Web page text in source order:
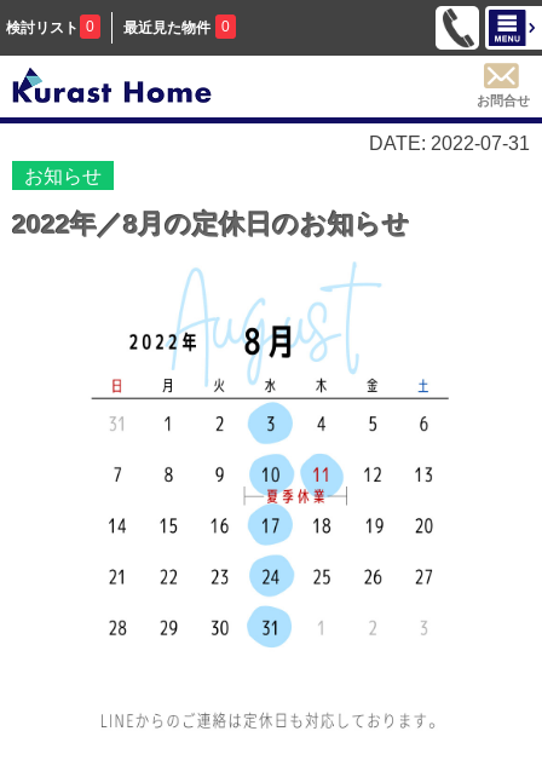
検討リスト 0 最近見た物件 0
お問合せ
DATE: 2022-07-31
お知らせ
2022年／8月の定休日のお知らせ